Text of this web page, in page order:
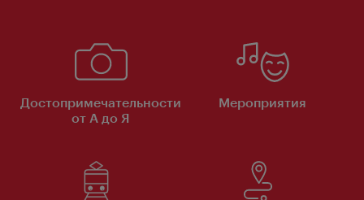
Достопримечательности
от А до Я
Мероприятия